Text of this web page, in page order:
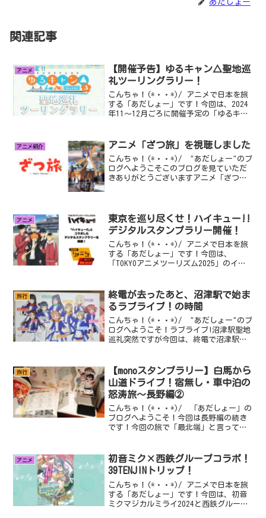
あだしょー
関連記事
アニメ
【開催予告】ゆるキャン△聖地巡
礼ツーリングラリー！
こんちゃ！(*・・*)/ アニメで日本を旅
する「あだしょー」です！今回は、2024
年11〜12月ごろに開催予定の「ゆるキャ
るキャ...
アニメ紹介 アニメ「ざつ旅」を視聴しました
こんちゃ！(*・・*)/ "あだしょー"のブ
ログへようこそこのブログを見ていただ
きありがとうございますアニメ「ざつ
アニメ
東京を巡り尽くせ！ハイキュー!!
デジタルスタンプラリー開催！
こんちゃ！(*・・*)/ アニメで日本を旅
する「あだしょー」です！今回は、
「TOKYOアニメツーリズム2025」のイベ
略法をご...
旅行
終電が去ったあと、沼津駅で始ま
るラブライブ！の時間
こんちゃ！(*・・*)/ "あだしょー"のブ
ログへようこそ！ラブライブ!沼津駅聖地
巡礼突然ですが今回は、終電で沼津駅に
きました...
旅行
【monoスタンプラリー】白馬から
山道ドライブ！宿無し・車中泊の
怒涛旅〜長野編②
こんちゃ！(*・・*)/ 「あだしょー」の
ブログへようこそ！今回は長野編の続き
です！今回の旅で「最北端」と言っても
が連続する1日...
アニメ
初音ミク×西鉄グループコラボ！
39TENJINトリップ！
こんちゃ！(*・・*)/ アニメで日本を旅
する「あだしょー」です！今回は、初音
ミクマジカルミライ2024と西鉄グループ